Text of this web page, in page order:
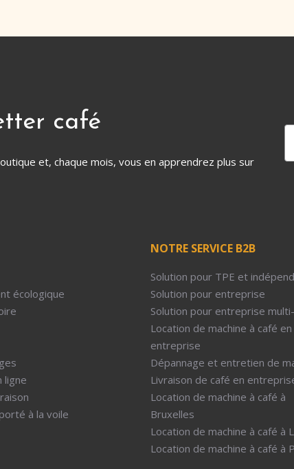
café
et, chaque mois, vous en apprendrez plus sur
écologique
ligne
à la voile
NOTRE SERVICE B2B
Solution pour TPE et
Solution pour entreprise
Solution pour entreprise
Location de machine à café en
entreprise
Dépannage et entretien de
Livraison de café en
Location de machine à café à
Bruxelles
Location de machine à café à
Location de machine à café à